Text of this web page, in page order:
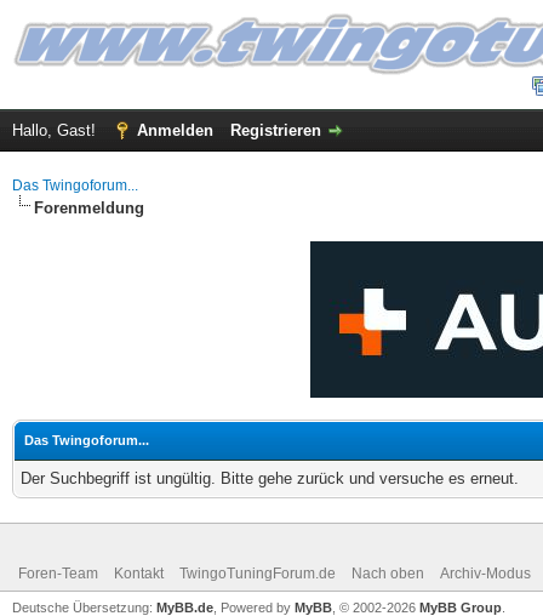
Hallo, Gast! Anmelden Registrieren
Das Twingoforum...
Forenmeldung
Das Twingoforum...
Der Suchbegriff ist ungültig. Bitte gehe zurück und versuche es erneut.
Foren-Team Kontakt TwingoTuningForum.de Nach oben Archiv-Modus
Deutsche Übersetzung: MyBB.de , Powered by MyBB , © 2002-2026 MyBB Group